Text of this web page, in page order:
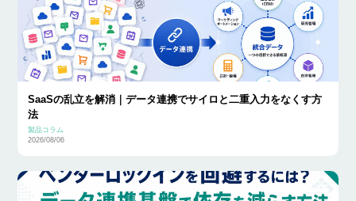
SaaSの乱立を解消｜データ連携でサイロと二重入力をなくす方
法
製品コラム
2026/08/06